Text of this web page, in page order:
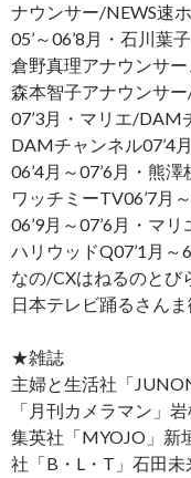
ナウンサー/NEWS速
05’～06’8月・石川葉
倉野真理アナウンサー
森本智子アナウンサ
07’3月・マリエ/DAM
DAMチャンネル07’4
06’4月～07’6月・熊澤
ワッチミーTV06’7月
06’9月～07’6月・マリ
ハリウッドQ07’1月
なの/CXはねるのとび
日本テレビ踊るさん
★雑誌
主婦と生活社「
「月刊カメラマン」
集英社「MYOJO」新
社「B・L・T」石田未